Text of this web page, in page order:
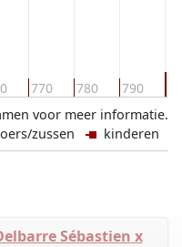
770 780 790
voor meer informatie.
zussen kinderen
Sébastien x